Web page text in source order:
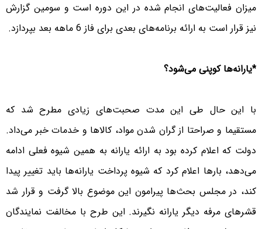
میزان فعالیت‌های انجام شده در این دوره است و سومین گزارش
نیز قرار است به ارائه برنامه‌های بعدی برای فاز 6 ماهه بعد بپردازد.
*یارانه‌ها کوپنی می‌شود؟
با این حال طی این مدت صحبت‌های زیادی مطرح شد که
مستقیما و صراحتا از گران شدن مواد، کالا‌ها و خدمات خبر می‌داد.
دولت که اعلام کرده بود به ارائه یارانه به همین شیوه فعلی ادامه
می‌دهد، بار‌ها اعلام کرد که شیوه پرداخت یارانه‌ها باید تغییر پیدا
کند، در مجلس بحث‌ها پیرامون این موضوع بالا گرفت و قرار شد
قشر‌های مرفه دیگر یارانه نگیرند. این طرح با مخالفت نمایندگان